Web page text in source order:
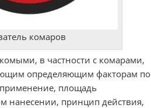
комаров
в частности с комарами,
определяющим факторам по
площадь
нанесении, принцип действия,